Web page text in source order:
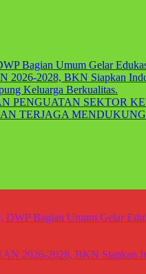
Bagian Umum Gelar
2026-2028, BKN Siapkan
Keluarga Berkualitas.
PENGUATAN SEKTOR
TERJAGA
DWP Bagian Umum Gelar
2026-2028, BKN Siapkan